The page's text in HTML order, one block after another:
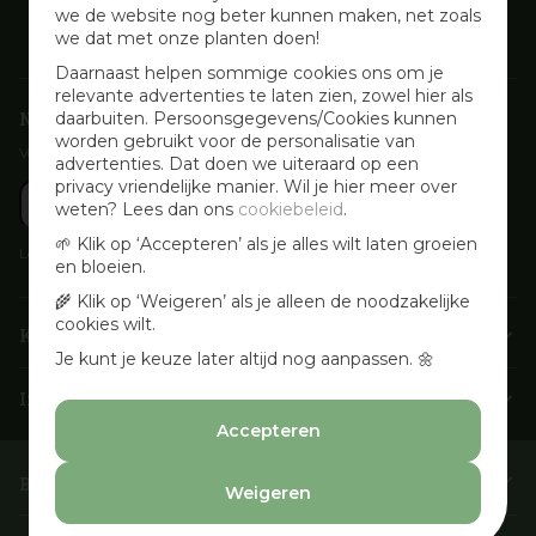
we de website nog beter kunnen maken, net zoals
we dat met onze planten doen!
Daarnaast helpen sommige cookies ons om je
relevante advertenties te laten zien, zowel hier als
daarbuiten. Persoonsgegevens/Cookies kunnen
worden gebruikt voor de personalisatie van
advertenties. Dat doen we uiteraard op een
privacy vriendelijke manier. Wil je hier meer over
weten? Lees dan ons cookiebeleid.
🌱 Klik op ‘Accepteren’ als je alles wilt laten groeien
en bloeien.
🌾 Klik op ‘Weigeren’ als je alleen de noodzakelijke
cookies wilt.
Je kunt je keuze later altijd nog aanpassen. 🌼
Accepteren
Weigeren
Nieuwsbrief aanmelden
Voor wekelijkse aanbiedingen, activiteiten en inspirerende tips
Lees onzePrivacyverklaring
Klantenservice
Info & openingstijden